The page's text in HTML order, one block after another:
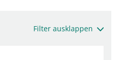
Filter ausklappen